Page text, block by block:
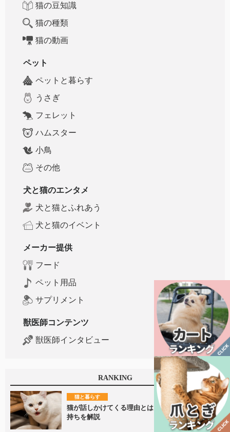
猫の豆知識
猫の種類
猫の動画
ペット
ペットと暮らす
うさぎ
フェレット
ハムスター
小鳥
その他
犬と猫のエンタメ
犬と猫とふれあう
犬と猫のイベント
メーカー提供
フード
ペット用品
サプリメント
獣医師コンテンツ
獣医師インタビュー
RANKING
猫と暮らす
猫が話しかけてくる理由とは？鳴き声に隠れた気
持ちを解説